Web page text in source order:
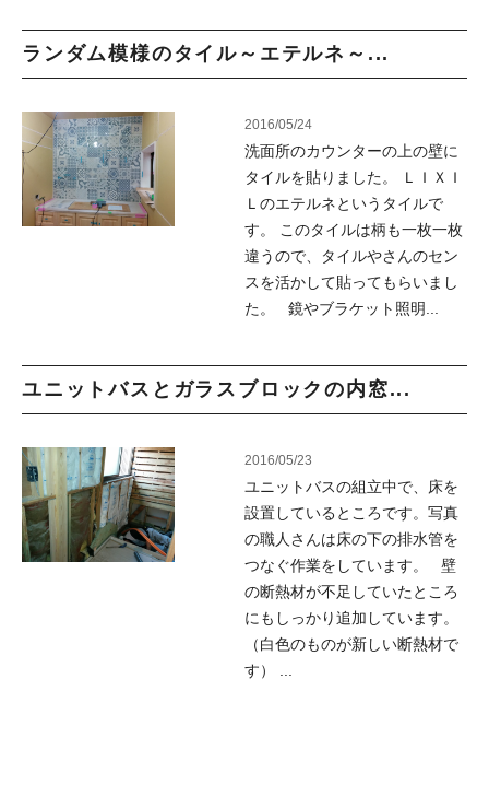
ランダム模様のタイル～エテルネ～...
2016/05/24
洗面所のカウンターの上の壁に
タイルを貼りました。 ＬＩＸＩ
Ｌのエテルネというタイルで
す。 このタイルは柄も一枚一枚
違うので、タイルやさんのセン
スを活かして貼ってもらいまし
た。 鏡やブラケット照明...
ユニットバスとガラスブロックの内窓...
2016/05/23
ユニットバスの組立中で、床を
設置しているところです。写真
の職人さんは床の下の排水管を
つなぐ作業をしています。 壁
の断熱材が不足していたところ
にもしっかり追加しています。
（白色のものが新しい断熱材で
す） ...